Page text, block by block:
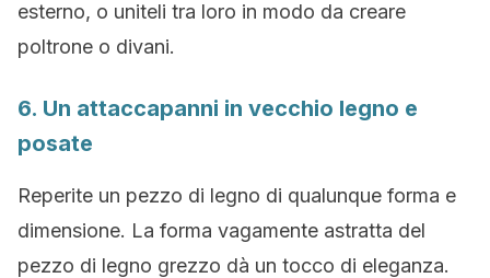
esterno, o uniteli tra loro in modo da creare
poltrone o divani.
6. Un attaccapanni in vecchio legno e
posate
Reperite un pezzo di legno di qualunque forma e
dimensione. La forma vagamente astratta del
pezzo di legno grezzo dà un tocco di eleganza.